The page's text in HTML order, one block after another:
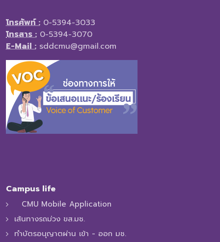
โทรศัพท์ : 0-5394-3033
โทรสาร : 0-5394-3070
E-Mail : sddcmu@gmail.com
Campus life
CMU Mobile Application
เส้นทางรถม่วง ขส.มช.
ทำบัตรอนุญาตผ่าน เข้า - ออก มช.